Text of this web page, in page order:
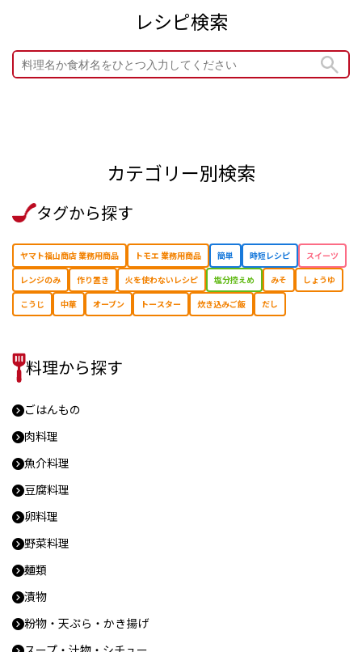
レシピ検索
カテゴリー別検索
タグから探す
ヤマト福山商店 業務用商品 トモエ 業務用商品 簡単 時短レシピ
スイーツ
レンジのみ
作り置き ⽕を使わないレシピ 塩分控えめ みそ
しょうゆ
こうじ
中華 オーブン トースター 炊き込みご飯 だし
料理から探す
ごはんもの
肉料理
魚介料理
豆腐料理
卵料理
野菜料理
麺類
漬物
粉物・天ぷら・かき揚げ